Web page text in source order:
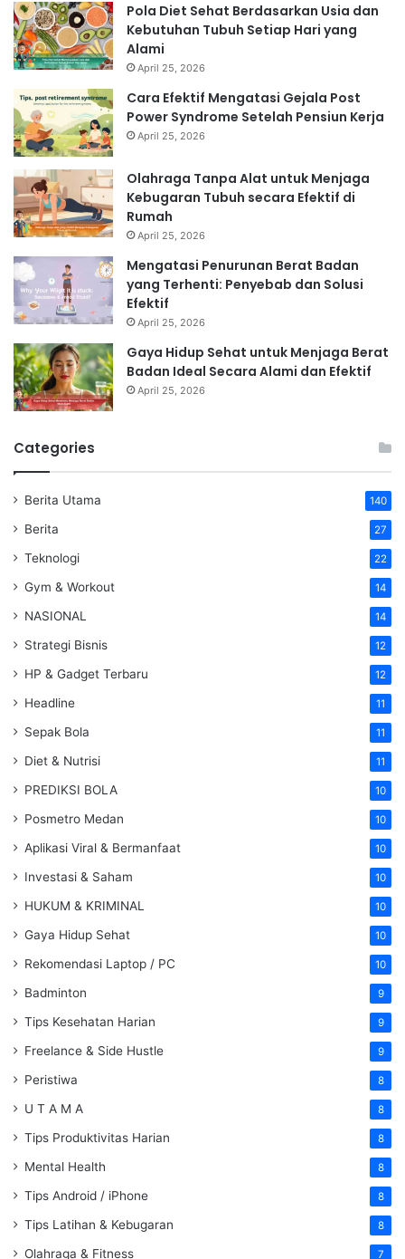
Pola Diet Sehat Berdasarkan Usia dan
Kebutuhan Tubuh Setiap Hari yang
Alami
April 25, 2026
Cara Efektif Mengatasi Gejala Post
Power Syndrome Setelah Pensiun Kerja
April 25, 2026
Olahraga Tanpa Alat untuk Menjaga
Kebugaran Tubuh secara Efektif di
Rumah
April 25, 2026
Mengatasi Penurunan Berat Badan
yang Terhenti: Penyebab dan Solusi
Efektif
April 25, 2026
Gaya Hidup Sehat untuk Menjaga Berat
Badan Ideal Secara Alami dan Efektif
April 25, 2026
Categories
Berita Utama 140
Berita 27
Teknologi 22
Gym & Workout 14
NASIONAL 14
Strategi Bisnis 12
HP & Gadget Terbaru 12
Headline 11
Sepak Bola 11
Diet & Nutrisi 11
PREDIKSI BOLA 10
Posmetro Medan 10
Aplikasi Viral & Bermanfaat 10
Investasi & Saham 10
HUKUM & KRIMINAL 10
Gaya Hidup Sehat 10
Rekomendasi Laptop / PC 10
Badminton 9
Tips Kesehatan Harian 9
Freelance & Side Hustle 9
Peristiwa 8
U T A M A 8
Tips Produktivitas Harian 8
Mental Health 8
Tips Android / iPhone 8
Tips Latihan & Kebugaran 8
Olahraga & Fitness 7